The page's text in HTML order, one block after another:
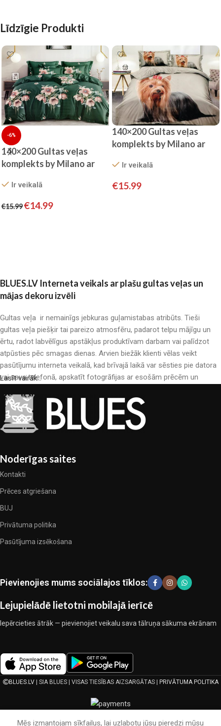
Līdzīgie Produkti
-6%
140×200 Gultas veļas
komplekts by Milano ar
SATĪNS
Ir veikalā
€15.99€14.99
140×200 Gultas veļas
komplekts by Milano ar
satīns
Ir veikalā
€15.99
BLUES.LV Interneta veikals ar plašu gultas veļas un
mājas dekoru izvēli
Gultas veļa ir nemainīgs jebkuras guļamistabas atribūts. Tieši
gultas veļa piešķir tai pareizo atmosfēru, padarot telpu mājīgu un
ērtu, radot labvēlīgus apstākļus produktīvam darbam vai palīdzot
atpūsties pēc smagas dienas. Arvien biežāk klienti vēlas veikt
pasūtījumu interneta veikalā, kad brīvajā laikā var sēsties pie datora
vai sava telefonā, apskatīt fotogrāfijas ar esošām prēcēm un
veļas katalogs: pieejamas gan kokvilnas, gan kokvilna satīna gultas
veļas.
Gultas veļas ražošana ir moderns mākslas veids
Gultas veļas ražotāji, kā arī citu tekstila preču ražotāji ir pilni ar
dizainieriskām prēcem, kuras novērtēs īsti skaistuma pazinēji. Mēs
esam izvēlējušies jums labākos modeļus no mūsdienu gultas veļas
praktiskumu katrā izstrādājuma vienībā. Mūsu sortimentā ir
pārbaudītu uzņēmumu produkti. Kuri daudzu gadu nepārtrauktā
ekspluatācijas īpašības, pievilcīgu izstrādājumu izskatu, ilgu
lietošanas laiku un kalpošanas laiku.
Lasīt vairāk...
Noderīgas saites
Kontakti
Prēces atgriešana
BUJ
Privātuma politika
Pasūtījuma izsēkošana
Pievienojies mums sociālajos tīklos:
Lejupielādē lietotni mobilajā ierīcē
Iepērcieties ātrāk — pievienojiet veikalu sava tālruņa sākuma ekrānam
BLUES.LV| SIA BLUES | VISAS TIESĪBAS AIZSARGĀTAS | PRIVĀTUMA POLITIKA
Mēs izmantojam sīkfailus, lai uzlabotu jūsu pieredzi mūsu